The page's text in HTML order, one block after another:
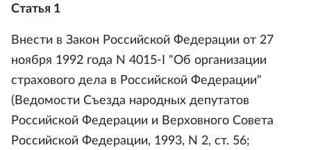
Статья 1
Внести в Закон Российской Федерации от 27
ноября 1992 года N 4015-I "Об организации
страхового дела в Российской Федерации"
(Ведомости Съезда народных депутатов
Российской Федерации и Верховного Совета
Российской Федерации, 1993, N 2, ст. 56;